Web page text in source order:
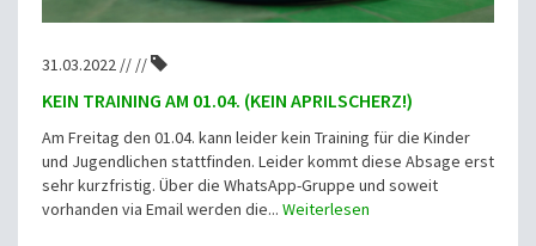
31.03.2022 // //
KEIN TRAINING AM 01.04. (KEIN APRILSCHERZ!)
Am Freitag den 01.04. kann leider kein Training für die Kinder
und Jugendlichen stattfinden. Leider kommt diese Absage erst
sehr kurzfristig. Über die WhatsApp-Gruppe und soweit
vorhanden via Email werden die... Weiterlesen